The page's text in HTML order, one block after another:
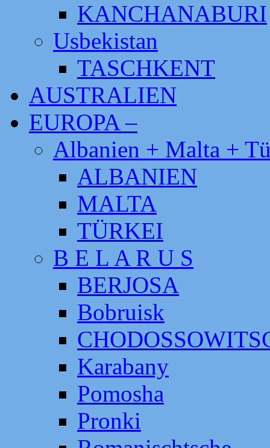
KANCHANABURI
Usbekistan
TASCHKENT
AUSTRALIEN
EUROPA –
Albanien + Malta +
ALBANIEN
MALTA
TÜRKEI
B E L A R U S
BERJOSA
Bobruisk
Karabany
Pomosha
Pronki